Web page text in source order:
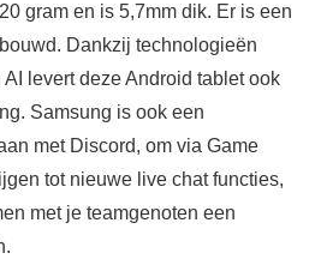
gram en is 5,7mm dik. Er is een
Dankzij technologieën
levert deze Android tablet ook
Samsung is ook een
met Discord, om via Game
tot nieuwe live chat functies,
met je teamgenoten een